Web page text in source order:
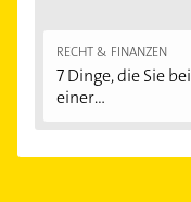
RECHT & FINANZEN
7 Dinge, die Sie bei
einer